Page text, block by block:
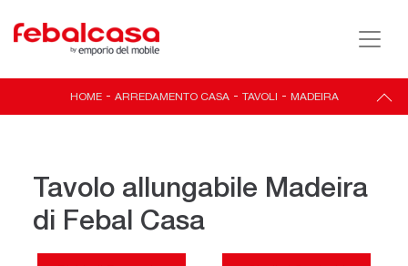
HOME- ARREDAMENTO CASA- TAVOLI - MADEIRA
Tavolo allungabile Madeira
di Febal Casa